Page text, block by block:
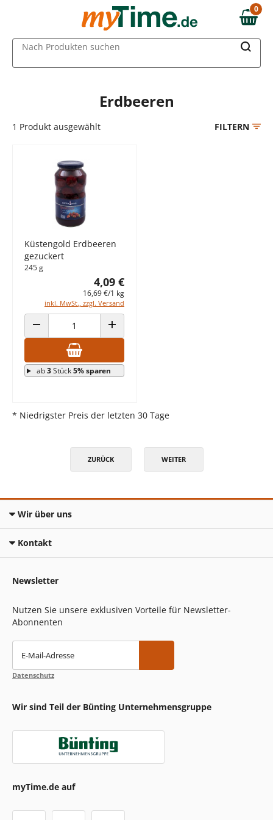
Zum Hauptinhalt springen
Zur Navigation springen
Zur Suche springen
0,00 €
0
Nach Produkten suchen
Erdbeeren
1 Produkt ausgewählt FILTERN
Küstengold Erdbeeren
gezuckert
245 g
4,09 €
16,69 €/1 kg
inkl. MwSt., zzgl. Versand
ANZAHL VERRINGERN ANZAHL ERHÖHEN
ab3Stück5% sparen
* Niedrigster Preis der letzten 30 Tage
ZURÜCK WEITER
Wir über uns
Kontakt
Newsletter
Nutzen Sie unsere exklusiven Vorteile für Newsletter-
Abonnenten
E-Mail-Adresse
Datenschutz
Wir sind Teil der Bünting Unternehmensgruppe
myTime.de auf